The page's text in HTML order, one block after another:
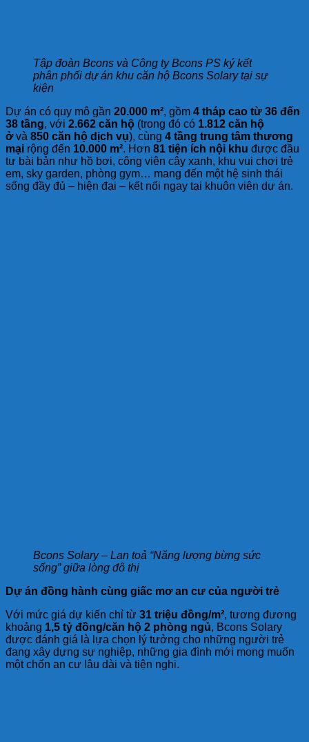
Tập đoàn Bcons và Công ty Bcons PS ký kết
phân phối dự án khu căn hộ Bcons Solary tại sự
kiện
Dự án có quy mô gần 20.000 m², gồm 4 tháp cao từ 36 đến
38 tầng, với 2.662 căn hộ (trong đó có 1.812 căn hộ
ởvà 850 căn hộ dịch vụ), cùng 4 tầng trung tâm thương
mại rộng đến 10.000 m². Hơn 81 tiện ích nội khu được đầu
tư bài bản như hồ bơi, công viên cây xanh, khu vui chơi trẻ
em, sky garden, phòng gym… mang đến một hệ sinh thái
sống đầy đủ – hiện đại – kết nối ngay tại khuôn viên dự án.
Bcons Solary – Lan toả “Năng lượng bừng sức
sống” giữa lòng đô thị
Dự án đồng hành cùng giấc mơ an cư của người trẻ
Với mức giá dự kiến chỉ từ 31 triệu đồng/m², tương đương
khoảng 1,5 tỷ đồng/căn hộ 2 phòng ngủ, Bcons Solary
được đánh giá là lựa chọn lý tưởng cho những người trẻ
đang xây dựng sự nghiệp, những gia đình mới mong muốn
một chốn an cư lâu dài và tiện nghi.